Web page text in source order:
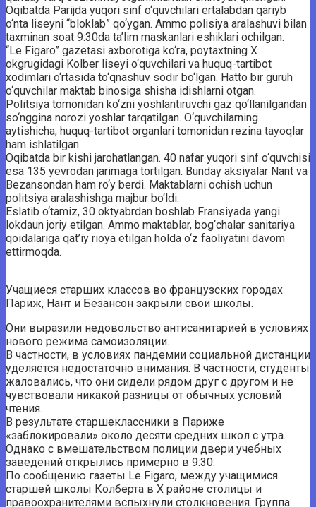
Oqibatda Parijda yuqori sinf o‘quvchilari ertalabdan qariyb
o‘nta liseyni “bloklab” qo‘ygan. Ammo polisiya aralashuvi bilan
taxminan soat 9:30da ta’lim maskanlari eshiklari ochilgan.
“Le Figaro” gazetasi axborotiga ko‘ra, poytaxtning X
okgrugidagi Kolber liseyi o‘quvchilari va huquq-tartibot
xodimlari o‘rtasida to‘qnashuv sodir bo‘lgan. Hatto bir guruh
o‘quvchilar maktab binosiga shisha idishlarni otgan.
Politsiya tomonidan ko‘zni yoshlantiruvchi gaz qo‘llanilgandan
so‘nggina norozi yoshlar tarqatilgan. O‘quvchilarning
aytishicha, huquq-tartibot organlari tomonidan rezina tayoqlar
ham ishlatilgan.
Oqibatda bir kishi jarohatlangan. 40 nafar yuqori sinf o‘quvchisi
esa 135 yevrodan jarimaga tortilgan. Bunday aksiyalar Nant va
Bezansondan ham ro‘y berdi. Maktablarni ochish uchun
politsiya aralashishga majbur bo‘ldi.
Eslatib o‘tamiz, 30 oktyabrdan boshlab Fransiyada yangi
lokdaun joriy etilgan. Ammo maktablar, bog‘chalar sanitariya
qoidalariga qat’iy rioya etilgan holda o‘z faoliyatini davom
ettirmoqda.
Учащиеся старших классов во французских городах
Париж, Нант и Безансон закрыли свои школы.
Они выразили недовольство антисанитарией в условиях
нового режима самоизоляции.
В частности, в условиях пандемии социальной дистанции
уделяется недостаточно внимания. В частности, студенты
жаловались, что они сидели рядом друг с другом и не
чувствовали никакой разницы от обычных условий
чтения.
В результате старшеклассники в Париже
«заблокировали» около десяти средних школ с утра.
Однако с вмешательством полиции двери учебных
заведений открылись примерно в 9:30.
По сообщению газеты Le Figaro, между учащимися
старшей школы Колберта в X районе столицы и
правоохранителями вспыхнули столкновения. Группа